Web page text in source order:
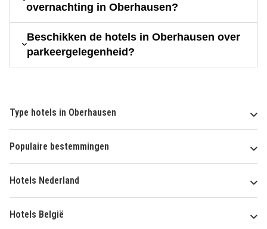
overnachting in Oberhausen?
Beschikken de hotels in Oberhausen over
parkeergelegenheid?
Type hotels in Oberhausen
Populaire bestemmingen
Hotels Nederland
Hotels België